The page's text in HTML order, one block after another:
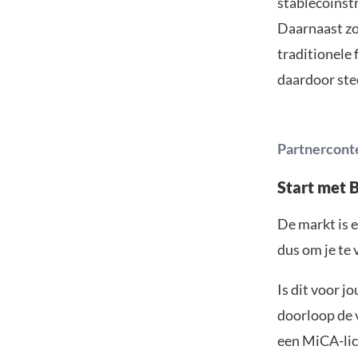
Daarnaast
traditionele
daardoor
Start met
De markt is
dus om je te
Is dit voor
doorloop de
een MiCA-